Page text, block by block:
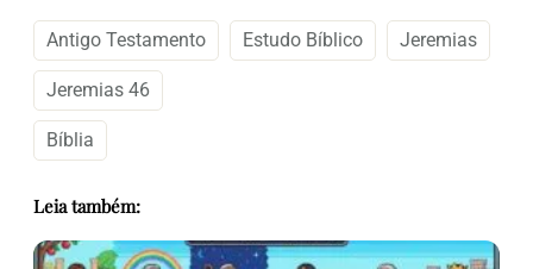
Antigo Testamento Estudo Bíblico Jeremias
Jeremias 46
Bíblia
Leia também: